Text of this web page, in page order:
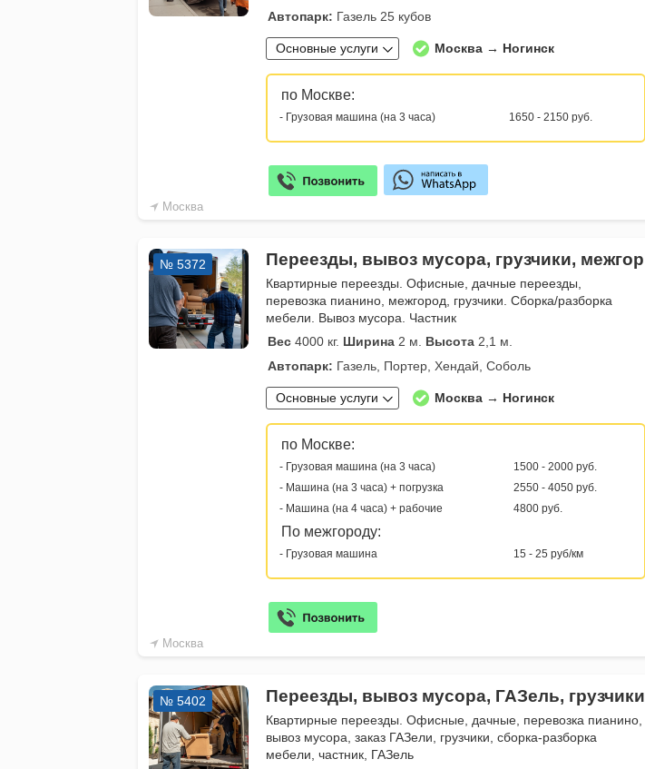
Москва
Автопарк: Газель 25 кубов
Основные услуги Москва → Ногинск
по Москве:
- Грузовая машина (на 3 часа) 1650 - 2150 руб.
Москва
№ 5372 Переезды, вывоз мусора, грузчики, межгор
Квартирные переезды. Офисные, дачные переезды,
перевозка пианино, межгород, грузчики. Сборка/разборка
мебели. Вывоз мусора. Частник
Вес 4000 кг. Ширина 2 м. Высота 2,1 м.
Автопарк: Газель, Портер, Хендай, Соболь
Основные услуги Москва → Ногинск
по Москве:
- Грузовая машина (на 3 часа)
1500 - 2000 руб.
- Машина (на 3 часа) + погрузка
2550 - 4050 руб.
- Машина (на 4 часа) + рабочие
4800 руб.
По межгороду:
- Грузовая машина 15 - 25 руб/км
№ 5402 Переезды, вывоз мусора, ГАЗель, грузчики
Квартирные переезды. Офисные, дачные, перевозка пианино,
вывоз мусора, заказ ГАЗели, грузчики, сборка-разборка
мебели, частник, ГАЗель